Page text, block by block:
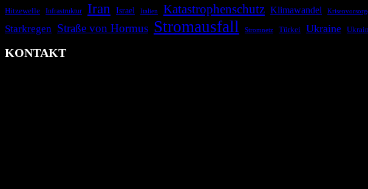
Hitzewelle Infrastruktur Iran Israel Italien Katastrophenschutz Klimawandel
Starkregen Straße von Hormus Stromausfall Stromnetz Türkei Ukraine
KONTAKT